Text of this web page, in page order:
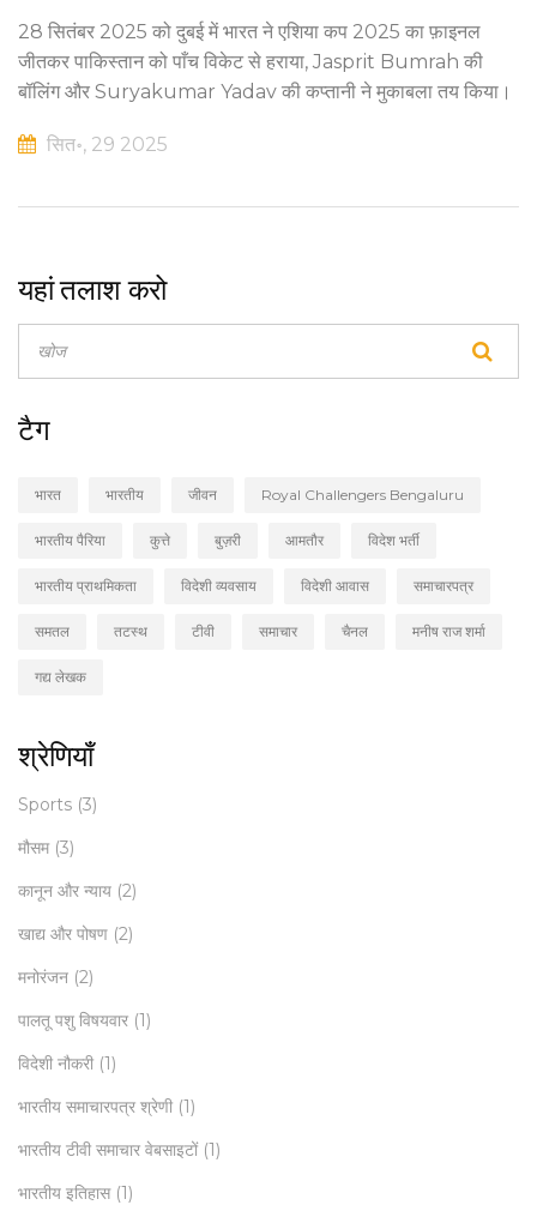
28 सितंबर 2025 को दुबई में भारत ने एशिया कप 2025 का फ़ाइनल
जीतकर पाकिस्तान को पाँच विकेट से हराया, Jasprit Bumrah की
बॉलिंग और Suryakumar Yadav की कप्तानी ने मुकाबला तय किया।
सित॰, 29 2025
यहां तलाश करो
टैग
भारत भारतीय जीवन Royal Challengers Bengaluru
भारतीय पैरिया कुत्ते बुज़री आमतौर विदेश भर्ती
भारतीय प्राथमिकता विदेशी व्यवसाय विदेशी आवास समाचारपत्र
समतल तटस्थ टीवी समाचार चैनल मनीष राज शर्मा
गद्य लेखक
श्रेणियाँ
Sports (3)
मौसम (3)
कानून और न्याय (2)
खाद्य और पोषण (2)
मनोरंजन (2)
पालतू पशु विषयवार (1)
विदेशी नौकरी (1)
भारतीय समाचारपत्र श्रेणी (1)
भारतीय टीवी समाचार वेबसाइटों (1)
भारतीय इतिहास (1)